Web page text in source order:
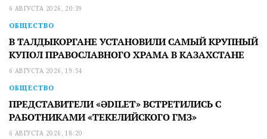
6 АВГУСТА 2026, 20:39
ОБЩЕСТВО
В ТАЛДЫКОРГАНЕ УСТАНОВИЛИ САМЫЙ КРУПНЫЙ
КУПОЛ ПРАВОСЛАВНОГО ХРАМА В КАЗАХСТАНЕ
6 АВГУСТА 2026, 19:54
ОБЩЕСТВО
ПРЕДСТАВИТЕЛИ «ӘDILET» ВСТРЕТИЛИСЬ С
РАБОТНИКАМИ «ТЕКЕЛИЙСКОГО ГМЗ»
6 АВГУСТА 2026, 18:20